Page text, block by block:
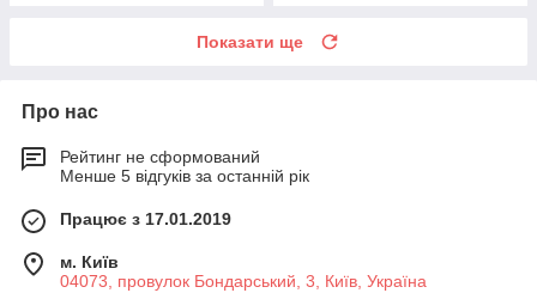
Показати ще
Про нас
Рейтинг не сформований
Менше 5 відгуків за останній рік
Працює з 17.01.2019
м. Київ
04073, провулок Бондарський, 3, Київ, Україна